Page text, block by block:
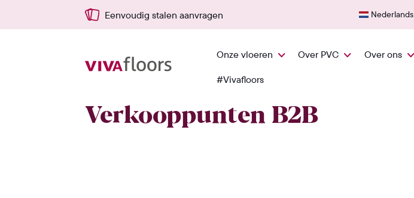
Eenvoudig stalen aanvragen Snel vanuit NL geleverd
Nederlands
Onze vloeren Over PVC Over ons
#Vivafloors
Verkooppunten B2B